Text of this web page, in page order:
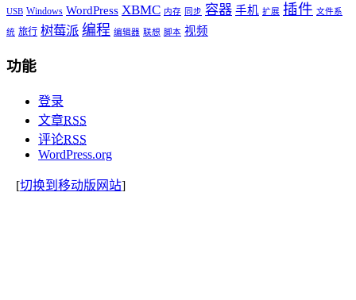
USB Windows WordPress XBMC 内存 同步 容器 手机 扩展 插件 文件系
统 旅行 树莓派 编程 编辑器 联想 脚本 视频
功能
登录
文章RSS
评论RSS
WordPress.org
[切换到移动版网站]